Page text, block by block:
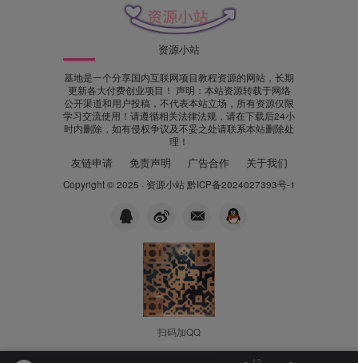
资源小站
基地是一个分享国内互联网项目教程资源的网站，长期
更新各大付费创业项目！ 声明：本站资源转载于网络
公开渠道和用户投稿，不代表本站立场，所有资源仅限
学习交流使用！请遵循相关法律法规，请在下载后24小
时内删除，如有侵权争议及不妥之处请联系本站删除处
理！
友链申请 免责声明 广告合作 关于我们
Copyright © 2025 · 资源小站 黔ICP备2024027393号-1
扫码加QQ